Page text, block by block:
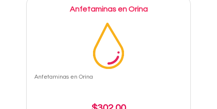
Anfetaminas en Orina
Anfetaminas en Orina